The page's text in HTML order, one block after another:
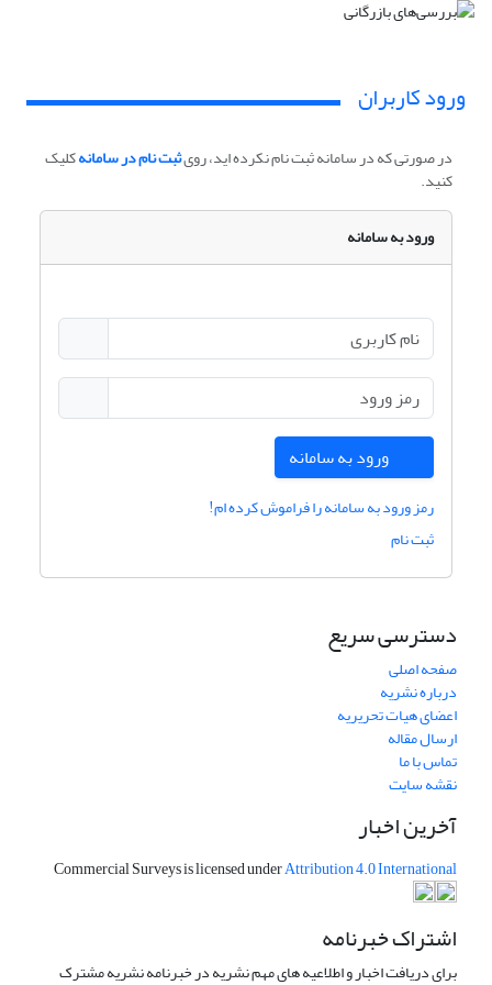
ورود کاربران
در صورتی که در سامانه ثبت نام نکرده اید، رویثبت نام در سامانهکلیک
کنید.
ورود به سامانه
ورود به سامانه
رمز ورود به سامانه را فراموش کرده ام!
ثبت نام
دسترسی سریع
صفحه اصلی
درباره نشریه
اعضای هیات تحریریه
ارسال مقاله
تماس با ما
نقشه سایت
آخرین اخبار
Commercial Surveys is licensed underAttribution 4.0 International
اشتراک خبرنامه
برای دریافت اخبار و اطلاعیه های مهم نشریه در خبرنامه نشریه مشترک